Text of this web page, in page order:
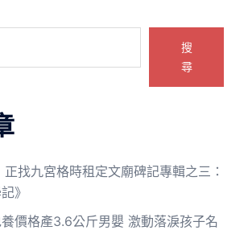
搜
尋
正找九宮格時租定文廟碑記專輯之三：
》
價格產3.6公斤男嬰 激動落淚孩子名